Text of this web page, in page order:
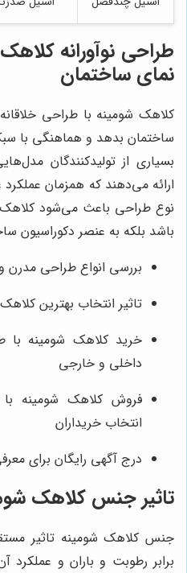
طراحی نوآورانه
نمای ساختمان
کلاهک شومینه با طراحی
ساختمان بدهد و هماهنگی با
بسیاری از تولیدکنندگان
ارائه می‌دهند که همزمان
نوع طراحی باعث می‌شود
باشد بلکه به عنصر دکوراسیون
بررسی انواع طراحی
تاثیر انتخاب بهترین
خرید کلاهک شومینه با
داخلی و خارجی
فروش کلاهک شومینه با
انتخاب خریداران
درج آگهی رایگان برای
تاثیر جنس کلاهک
جنس کلاهک شومینه تاثیر
برابر رطوبت و باران و